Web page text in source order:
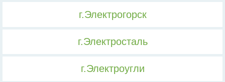
г.Электрогорск
г.Электросталь
г.Электроугли